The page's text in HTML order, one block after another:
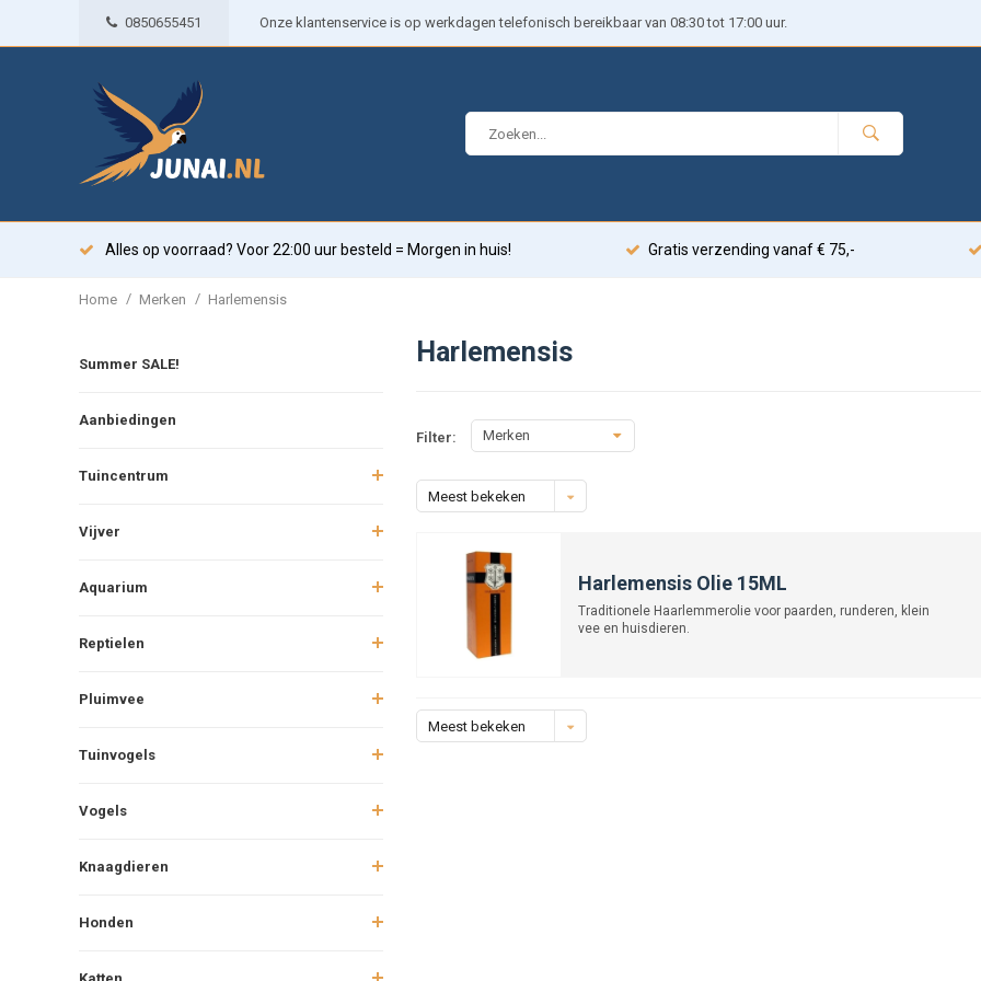
0850655451 Onze klantenservice is op werkdagen telefonisch bereikbaar van 08:30 tot 17:00 uur.
Alles op voorraad? Voor 22:00 uur besteld = Morgen in huis! Gratis verzending vanaf € 75,-
Home / Merken / Harlemensis
Summer SALE!
Aanbiedingen
Tuincentrum
Vijver
Aquarium
Reptielen
Pluimvee
Tuinvogels
Vogels
Knaagdieren
Honden
Harlemensis
Filter: Merken
Meest bekeken
Harlemensis Olie 15ML
Traditionele Haarlemmerolie voor paarden, runderen, klein
vee en huisdieren.
Meest bekeken